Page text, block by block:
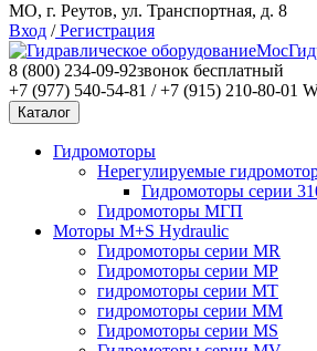
МО, г. Реутов, ул. Транспортная, д. 8
Вход /Регистрация
8 (800) 234-09-92звонок бесплатный
+7 (977) 540-54-81 / +7 (915) 210-80-01
Каталог
Гидромоторы
Нерегулируемые
Гидромоторы серии
Гидромоторы МГП
Моторы M+S Hydraulic
Гидромоторы серии MR
Гидромоторы серии MP
гидромоторы серии MT
гидромоторы серии MM
Гидромоторы серии MS